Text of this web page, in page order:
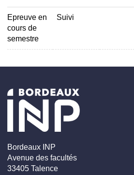
Epreuve en
cours de
semestre
Suivi
Bordeaux INP
Avenue des facultés
33405 Talence